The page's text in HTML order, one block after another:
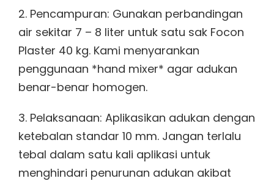
2. Pencampuran: Gunakan perbandingan
air sekitar 7 – 8 liter untuk satu sak Focon
Plaster 40 kg. Kami menyarankan
penggunaan *hand mixer* agar adukan
benar-benar homogen.
3. Pelaksanaan: Aplikasikan adukan dengan
ketebalan standar 10 mm. Jangan terlalu
tebal dalam satu kali aplikasi untuk
menghindari penurunan adukan akibat